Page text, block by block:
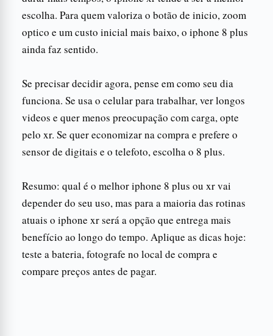
escolha. Para quem valoriza o botão de inicio, zoom
optico e um custo inicial mais baixo, o iphone 8 plus
ainda faz sentido.
Se precisar decidir agora, pense em como seu dia
funciona. Se usa o celular para trabalhar, ver longos
videos e quer menos preocupação com carga, opte
pelo xr. Se quer economizar na compra e prefere o
sensor de digitais e o telefoto, escolha o 8 plus.
Resumo: qual é o melhor iphone 8 plus ou xr vai
depender do seu uso, mas para a maioria das rotinas
atuais o iphone xr será a opção que entrega mais
benefício ao longo do tempo. Aplique as dicas hoje:
teste a bateria, fotografe no local de compra e
compare preços antes de pagar.